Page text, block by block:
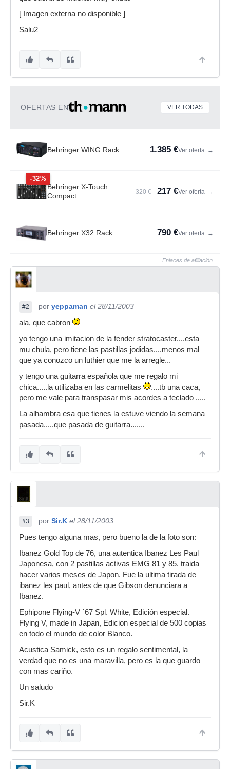
[ Imagen externa no disponible ]
Salu2
OFERTAS EN VER TODAS
Behringer WING Rack 1.385 €Ver oferta →
-32%
Behringer X-Touch
Compact
320 € 217 €Ver oferta →
Behringer X32 Rack 790 €Ver oferta →
Enlaces de afiliación
#2 por yeppaman el 28/11/2003
ala, que cabron
yo tengo una imitacion de la fender stratocaster....esta
mu chula, pero tiene las pastillas jodidas....menos mal
que ya conozco un luthier que me la arregle...
y tengo una guitarra española que me regalo mi
chica.....la utilizaba en las carmelitas
....tb una caca,
pero me vale para transpasar mis acordes a teclado .....
La alhambra esa que tienes la estuve viendo la semana
pasada.....que pasada de guitarra.......
#3 por Sir.K el 28/11/2003
Pues tengo alguna mas, pero bueno la de la foto son:
Ibanez Gold Top de 76, una autentica Ibanez Les Paul
Japonesa, con 2 pastillas activas EMG 81 y 85. traida
hacer varios meses de Japon. Fue la ultima tirada de
ibanez les paul, antes de que Gibson denunciara a
Ibanez.
Ephipone Flying-V ´67 Spl. White, Edición especial.
Flying V, made in Japan, Edicion especial de 500 copias
en todo el mundo de color Blanco.
Acustica Samick, esto es un regalo sentimental, la
verdad que no es una maravilla, pero es la que guardo
con mas cariño.
Un saludo
Sir.K